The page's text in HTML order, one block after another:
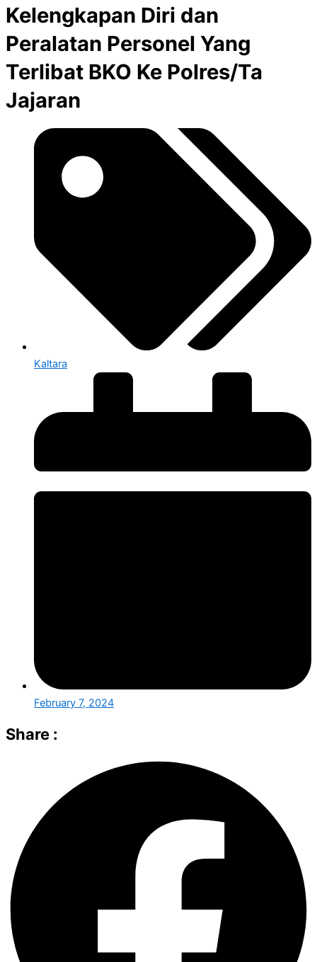
Kelengkapan Diri dan
Peralatan Personel Yang
Terlibat BKO Ke Polres/Ta
Jajaran
Kaltara
February 7, 2024
Share :